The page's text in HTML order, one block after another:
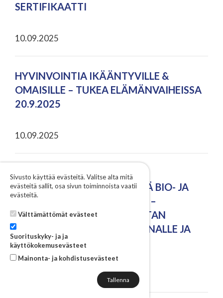
SERTIFIKAATTI
10.09.2025
HYVINVOINTIA IKÄÄNTYVILLE &
OMAISILLE – TUKEA ELÄMÄNVAIHEISSA
20.9.2025
10.09.2025
KESKI-SAVOON RAKENTUU
KANSALLISESTI MERKITTÄVÄ BIO- JA
KIERTOTALOUSTERMINAALI –
RIIKINNEVA TARJOAA ALUSTAN
KIERTOTALOUSLIIKETOIMINNALLE JA
HUOLTOVARMUUDELLE
Sivusto käyttää evästeitä. Valitse alta mitä
evästeitä sallit, osa sivun toiminnoista vaatii
evästeitä.
Välttämättömät evästeet
Suorituskyky- ja ja
käyttökokemusevästeet
Mainonta- ja kohdistusevästeet